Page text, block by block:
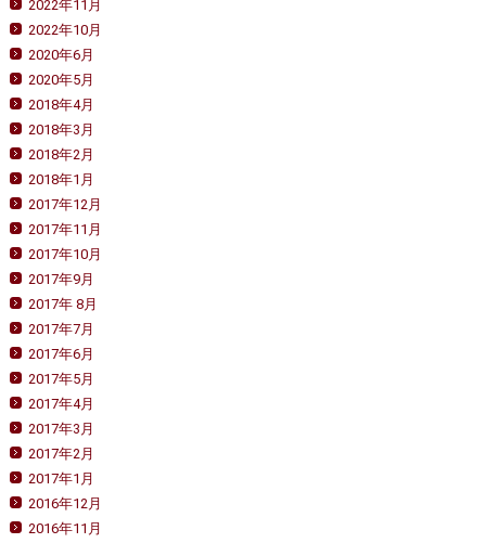
2022年11月
2022年10月
2020年6月
2020年5月
2018年4月
2018年3月
2018年2月
2018年1月
2017年12月
2017年11月
2017年10月
2017年9月
2017年 8月
2017年7月
2017年6月
2017年5月
2017年4月
2017年3月
2017年2月
2017年1月
2016年12月
2016年11月